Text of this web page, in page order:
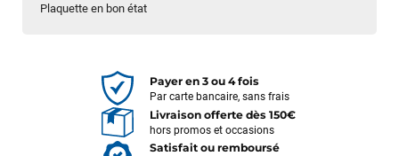
Plaquette en bon état
Payer en 3 ou 4 fois
Par carte bancaire, sans frais
Livraison offerte dès 150€
hors promos et occasions
Satisfait ou remboursé